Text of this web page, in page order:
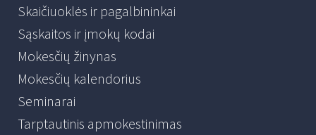
Skaičiuoklės ir pagalbininkai
Sąskaitos ir įmokų kodai
Mokesčių žinynas
Mokesčių kalendorius
Seminarai
Tarptautinis apmokestinimas